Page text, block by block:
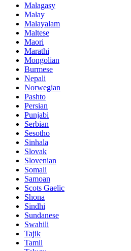
Malagasy
Malay
Malayalam
Maltese
Maori
Marathi
Mongolian
Burmese
Nepali
Norwegian
Pashto
Persian
Punjabi
Serbian
Sesotho
Sinhala
Slovak
Slovenian
Somali
Samoan
Scots Gaelic
Shona
Sindhi
Sundanese
Swahili
Tajik
Tamil